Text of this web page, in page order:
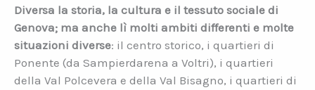
Diversa la storia, la cultura e il tessuto sociale di
Genova; ma anche lì molti ambiti differenti e molte
situazioni diverse: il centro storico, i quartieri di
Ponente (da Sampierdarena a Voltri), i quartieri
della Val Polcevera e della Val Bisagno, i quartieri di